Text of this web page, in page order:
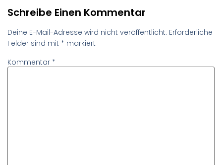
Schreibe Einen Kommentar
Deine E-Mail-Adresse wird nicht veröffentlicht. Erforderliche
Felder sind mit * markiert
Kommentar *